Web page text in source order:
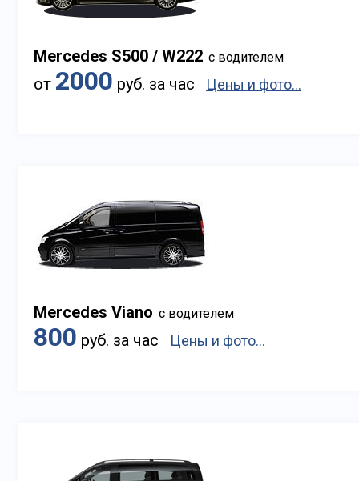
Mercedes S500 / W222 с водителем
от 2000 руб. за час Цены и фото...
Mercedes Viano с водителем
800 руб. за час Цены и фото...